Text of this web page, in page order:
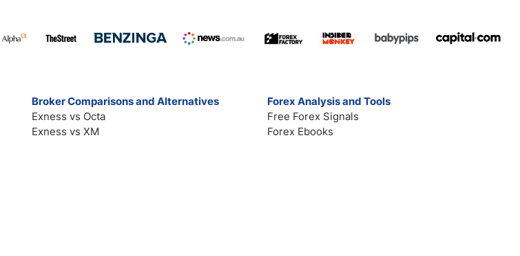
Broker Comparisons and Alternatives
Exness vs Octa
Exness vs XM
Forex Analysis and Tools
Free Forex Signals
Forex Ebooks